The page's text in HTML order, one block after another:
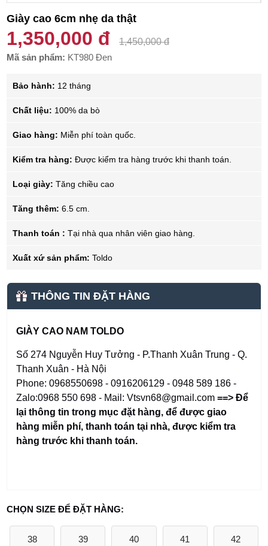
Giày cao 6cm nhẹ da thật
1,350,000 đ
1,450,000 đ
Mã sản phẩm: KT980 Đen
Bảo hành: 12 tháng
Chất liệu: 100% da bò
Giao hàng: Miễn phí toàn quốc.
Kiểm tra hàng: Được kiểm tra hàng trước khi thanh toán.
Loại giày: Tăng chiều cao
Tăng thêm: 6.5 cm.
Thanh toán : Tại nhà qua nhân viên giao hàng.
Xuất xứ sản phẩm: Toldo
THÔNG TIN ĐẶT HÀNG
GIÀY CAO NAM TOLDO
Số 274 Nguyễn Huy Tưởng - P.Thanh Xuân Trung - Q.
Thanh Xuân - Hà Nội
Phone: 0968550698 - 0916206129 - 0948 589 186 -
Zalo:0968 550 698 - Mail: Vtsvn68@gmail.com==> Để
lại thông tin trong mục đặt hàng,để được giao
hàng miễn phí, thanh toán tại nhà, được kiểm tra
hàng trước khi thanh toán.
CHỌN SIZE ĐỂ ĐẶT HÀNG:
38 39 40 41 42